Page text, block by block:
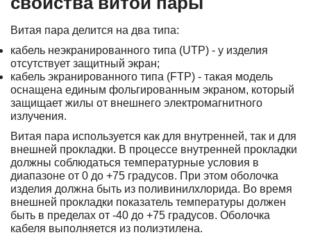
Витая пара делится на два типа:
кабель неэкранированного типа (UTP) - у изделия
отсутствует защитный экран;
кабель экранированного типа (FTP) - такая модель
оснащена единым фольгированным экраном, который
защищает жилы от внешнего электромагнитного
излучения.
Витая пара используется как для внутренней, так и для
внешней прокладки. В процессе внутренней прокладки
должны соблюдаться температурные условия в
диапазоне от 0 до +75 градусов. При этом оболочка
изделия должна быть из поливинилхлорида. Во время
внешней прокладки показатель температуры должен
быть в пределах от -40 до +75 градусов. Оболочка
кабеля выполняется из полиэтилена.